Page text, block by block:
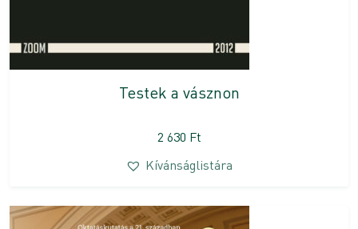
Testek a vásznon
2 630 Ft
Kívánságlistára